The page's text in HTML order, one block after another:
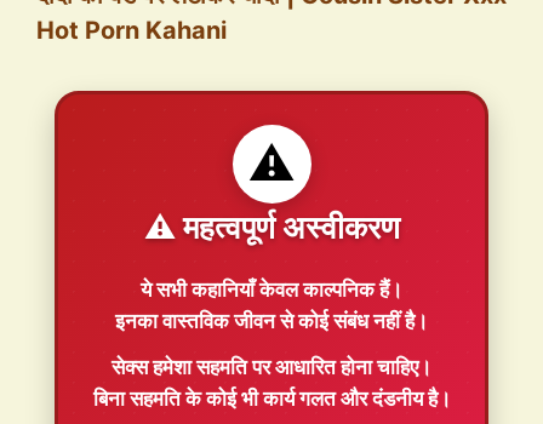
Hot Porn Kahani
⚠️
⚠️ महत्वपूर्ण अस्वीकरण
ये सभी कहानियाँकेवल काल्पनिकहैं।
इनका वास्तविक जीवन से कोई संबंध नहीं है।
सेक्स हमेशासहमतिपर आधारित होना चाहिए।
बिना सहमति के कोई भी कार्य गलत और दंडनीय है।